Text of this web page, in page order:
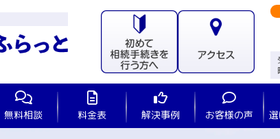
無料相談 料金表 解決事例 お客様の声